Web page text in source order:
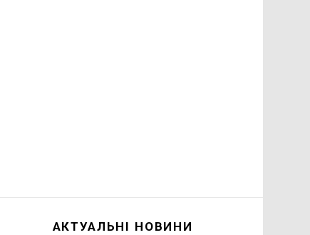
АКТУАЛЬНІ НОВИНИ